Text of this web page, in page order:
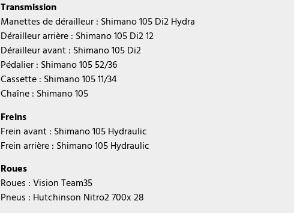
Transmission
Manettes de dérailleur : Shimano 105 Di2 Hydra
Dérailleur arrière : Shimano 105 Di2 12
Dérailleur avant : Shimano 105 Di2
Pédalier : Shimano 105 52/36
Cassette : Shimano 105 11/34
Chaîne : Shimano 105
Freins
Frein avant : Shimano 105 Hydraulic
Frein arrière : Shimano 105 Hydraulic
Roues
Roues : Vision Team35
Pneus : Hutchinson Nitro2 700x 28